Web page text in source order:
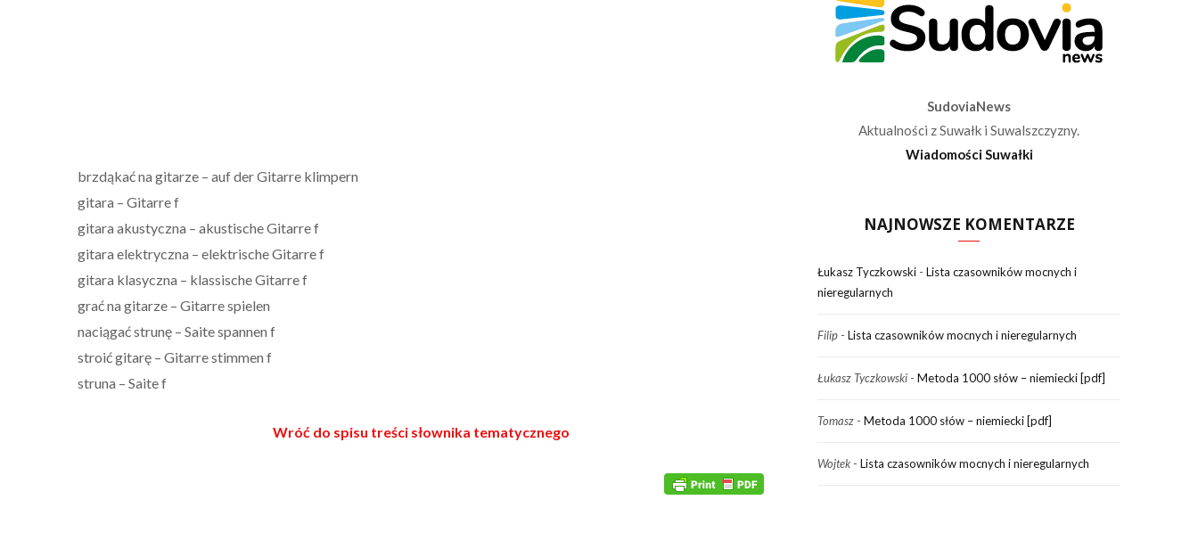
brzdąkać na gitarze – auf der Gitarre klimpern
gitara – Gitarre f
gitara akustyczna – akustische Gitarre f
gitara elektryczna – elektrische Gitarre f
gitara klasyczna – klassische Gitarre f
grać na gitarze – Gitarre spielen
naciągać strunę – Saite spannen f
stroić gitarę – Gitarre stimmen f
struna – Saite f
Wróć do spisu treści słownika tematycznego
SudoviaNews
Aktualności z Suwałk i Suwalszczyzny.
Wiadomości Suwałki
NAJNOWSZE KOMENTARZE
Łukasz Tyczkowski - Lista czasowników mocnych i
nieregularnych
Filip - Lista czasowników mocnych i nieregularnych
Łukasz Tyczkowski - Metoda 1000 słów – niemiecki [pdf]
Tomasz - Metoda 1000 słów – niemiecki [pdf]
Wojtek - Lista czasowników mocnych i nieregularnych